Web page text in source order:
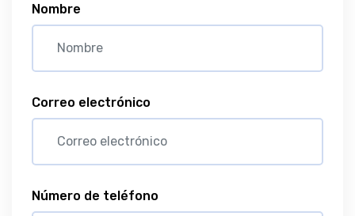
Nombre
Correo electrónico
Número de teléfono